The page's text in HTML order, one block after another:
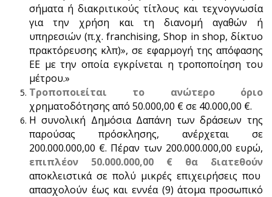
σήματα ή διακριτικούς τίτλους και τεχνογνωσία
για την χρήση και τη διανομή αγαθών ή
υπηρεσιών (π.χ. franchising, Shop in shop, δίκτυο
πρακτόρευσης κλπ)», σε εφαρμογή της απόφασης
ΕΕ με την οποία εγκρίνεται η τροποποίηση του
μέτρου.»
Τροποποιείται το ανώτερο όριο
χρηματοδότησης από 50.000,00 € σε 40.000,00 €.
Η συνολική Δημόσια Δαπάνη των δράσεων της
παρούσας πρόσκλησης, ανέρχεται σε
200.000.000,00 €. Πέραν των 200.000.000,00 ευρώ,
επιπλέον 50.000.000,00 € θα διατεθούν
αποκλειστικά σε πολύ μικρές επιχειρήσεις που
απασχολούν έως και εννέα (9) άτομα προσωπικό